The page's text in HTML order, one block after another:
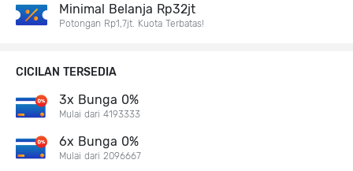
Minimal Belanja Rp32jt
Potongan Rp1,7jt. Kuota Terbatas!
CICILAN TERSEDIA
3x Bunga 0%
Mulai dari 4193333
6x Bunga 0%
Mulai dari 2096667